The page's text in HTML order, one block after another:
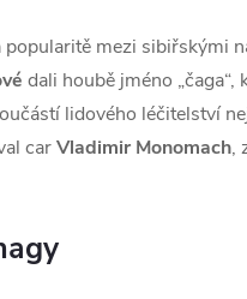
popularitě mezi sibiřskými
dali houbě jméno
lidového léčitelství
carVladimir Monomach,